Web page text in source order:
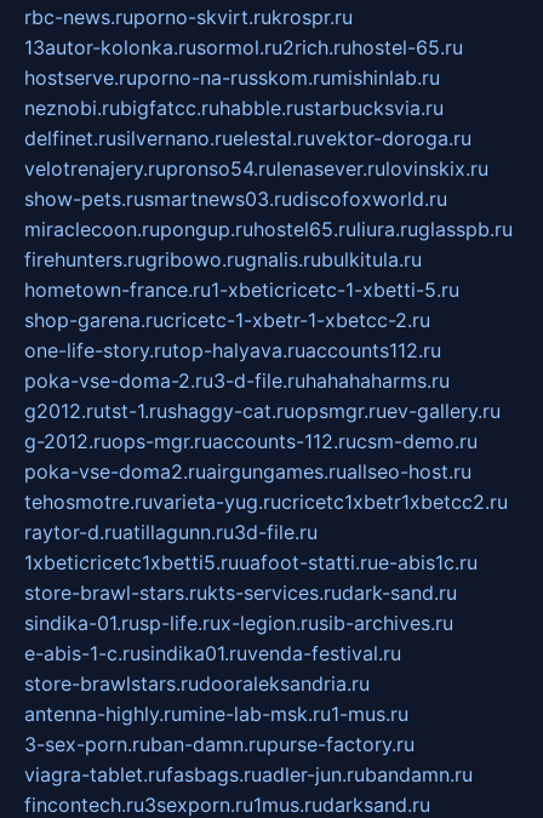
rbc-news.ruporno-skvirt.rukrospr.ru
13autor-kolonka.rusormol.ru2rich.ruhostel-65.ru
hostserve.ruporno-na-russkom.rumishinlab.ru
neznobi.rubigfatcc.ruhabble.rustarbucksvia.ru
delfinet.rusilvernano.ruelestal.ruvektor-doroga.ru
velotrenajery.rupronso54.rulenasever.rulovinskix.ru
show-pets.rusmartnews03.rudiscofoxworld.ru
miraclecoon.rupongup.ruhostel65.ruliura.ruglasspb.ru
firehunters.rugribowo.rugnalis.rubulkitula.ru
hometown-france.ru1-xbeticricetc-1-xbetti-5.ru
shop-garena.rucricetc-1-xbetr-1-xbetcc-2.ru
one-life-story.rutop-halyava.ruaccounts112.ru
poka-vse-doma-2.ru3-d-file.ruhahahaharms.ru
g2012.rutst-1.rushaggy-cat.ruopsmgr.ruev-gallery.ru
g-2012.ruops-mgr.ruaccounts-112.rucsm-demo.ru
poka-vse-doma2.ruairgungames.ruallseo-host.ru
tehosmotre.ruvarieta-yug.rucricetc1xbetr1xbetcc2.ru
raytor-d.ruatillagunn.ru3d-file.ru
1xbeticricetc1xbetti5.ruuafoot-statti.rue-abis1c.ru
store-brawl-stars.rukts-services.rudark-sand.ru
sindika-01.rusp-life.rux-legion.rusib-archives.ru
e-abis-1-c.rusindika01.ruvenda-festival.ru
store-brawlstars.rudooraleksandria.ru
antenna-highly.rumine-lab-msk.ru1-mus.ru
3-sex-porn.ruban-damn.rupurse-factory.ru
viagra-tablet.rufasbags.ruadler-jun.rubandamn.ru
fincontech.ru3sexporn.ru1mus.rudarksand.ru